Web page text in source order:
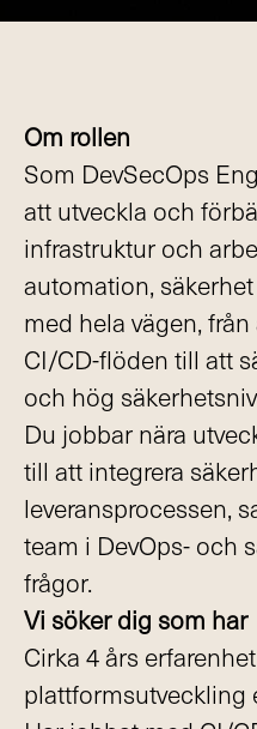
Om rollen
Som DevSecOps
att utveckla och
infrastruktur och
automation,
med hela vägen,
CI/CD-flöden till att
och hög
Du jobbar nära
till att integrera
leveransprocessen,
team i DevOps- och
frågor.
Vi söker dig som har
Cirka 4 års
plattformsutveckling